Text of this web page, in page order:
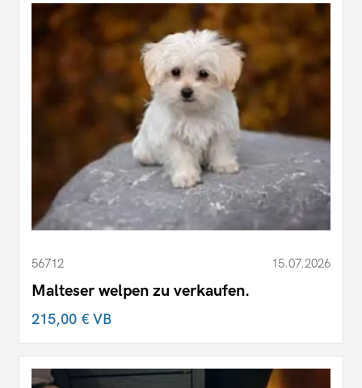
56712 15.07.2026
Malteser welpen zu verkaufen.
215,00 €VB